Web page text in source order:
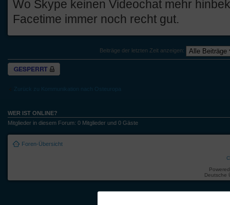
Wo Skype keinen Videochat mehr
Facetime immer noch recht gut.
Beiträge der letzten Zeit anzeigen:
Thema gesperrt
Zurück zu Kommunikation nach Osteuropa
WER IST ONLINE?
Mitglieder in diesem Forum: 0 Mitglieder und 0 Gäste
Foren-Übersicht
Deutsche